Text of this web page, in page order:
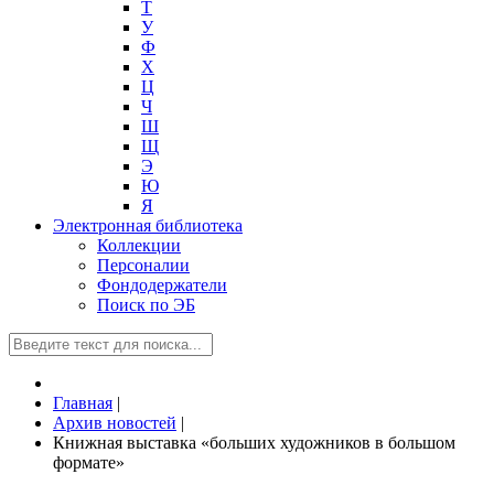
Т
У
Ф
Х
Ц
Ч
Ш
Щ
Э
Ю
Я
Электронная библиотека
Коллекции
Персоналии
Фондодержатели
Поиск по ЭБ
Главная |
Архив новостей |
Книжная выставка «больших художников в большом
формате»